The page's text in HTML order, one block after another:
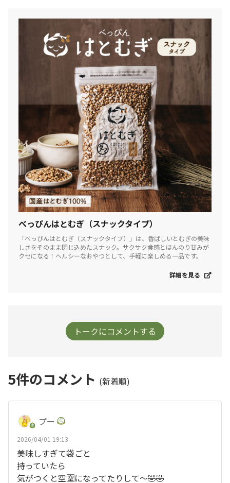
べっぴんはとむぎ（スナックタイプ）
「べっぴんはとむぎ（スナックタイプ）」は、香ばしいとむぎの美味
しさをそのまま閉じ込めたスナック。サクサク食感とほんのり甘みが
クセになる！ヘルシーなおやつとして、手軽に楽しめる一品です。
詳細を見る
トークにコメントする
5件のコメント (新着順)
プー
2026/04/01 19:13
美味しすぎて袋ごと
持っていたら
気がつくと空🈳になってたりして〜🤣🤣